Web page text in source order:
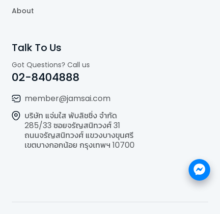
About
Talk To Us
Got Questions? Call us
02-8404888
member@jamsai.com
บริษัท แจ่มใส พับลิชชิ่ง จำกัด
285/33 ซอยจรัญสนิทวงศ์ 31
ถนนจรัญสนิทวงศ์ แขวงบางขุนศรี
เขตบางกอกน้อย กรุงเทพฯ 10700